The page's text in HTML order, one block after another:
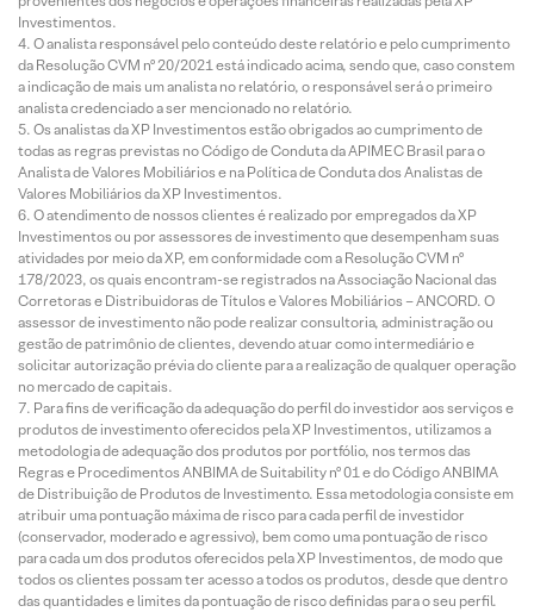
Investimentos.
O analista responsável pelo conteúdo deste relatório e pelo cumprimento
da Resolução CVM nº 20/2021 está indicado acima, sendo que, caso constem
a indicação de mais um analista no relatório, o responsável será o primeiro
analista credenciado a ser mencionado no relatório.
Os analistas da XP Investimentos estão obrigados ao cumprimento de
todas as regras previstas no Código de Conduta da APIMEC Brasil para o
Analista de Valores Mobiliários e na Política de Conduta dos Analistas de
Valores Mobiliários da XP Investimentos.
O atendimento de nossos clientes é realizado por empregados da XP
Investimentos ou por assessores de investimento que desempenham suas
atividades por meio da XP, em conformidade com a Resolução CVM nº
178/2023, os quais encontram-se registrados na Associação Nacional das
Corretoras e Distribuidoras de Títulos e Valores Mobiliários – ANCORD. O
assessor de investimento não pode realizar consultoria, administração ou
gestão de patrimônio de clientes, devendo atuar como intermediário e
solicitar autorização prévia do cliente para a realização de qualquer operação
no mercado de capitais.
Para fins de verificação da adequação do perfil do investidor aos serviços e
produtos de investimento oferecidos pela XP Investimentos, utilizamos a
metodologia de adequação dos produtos por portfólio, nos termos das
Regras e Procedimentos ANBIMA de Suitability nº 01 e do Código ANBIMA
de Distribuição de Produtos de Investimento. Essa metodologia consiste em
atribuir uma pontuação máxima de risco para cada perfil de investidor
(conservador, moderado e agressivo), bem como uma pontuação de risco
para cada um dos produtos oferecidos pela XP Investimentos, de modo que
todos os clientes possam ter acesso a todos os produtos, desde que dentro
das quantidades e limites da pontuação de risco definidas para o seu perfil.